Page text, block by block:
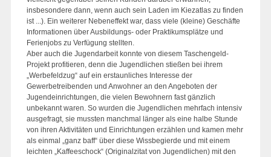
insbesondere dann, wenn auch sein Laden im Kiezatlas zu finden
ist ...). Ein weiterer Nebeneffekt war, dass viele (kleine) Geschäfte
Informationen über Ausbildungs- oder Praktikumsplätze und
Ferienjobs zu Verfügung stellten.
Aber auch die Jugendarbeit konnte von diesem Taschengeld-
Projekt profitieren, denn die Jugendlichen stießen bei ihrem
„Werbefeldzug“ auf ein erstaunliches Interesse der
Gewerbetreibenden und Anwohner an den Angeboten der
Jugendeinrichtungen, die vielen Bewohnern fast gänzlich
unbekannt waren. So wurden die Jugendlichen mehrfach intensiv
ausgefragt, sie mussten manchmal länger als eine halbe Stunde
von ihren Aktivitäten und Einrichtungen erzählen und kamen mehr
als einmal „ganz baff“ über diese Wissbegierde und mit einem
leichten „Kaffeeschock“ (Originalzitat von Jugendlichen) mit den